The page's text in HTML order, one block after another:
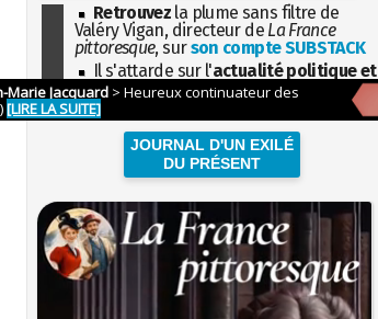
Retrouvez la plume sans filtre de
Valéry Vigan, directeur de La France
pittoresque, surson compte SUBSTACK
Il s'attarde sur l'actualité politique et
sociétaleavec la hauteur de vue de
l'Histoire
JOURNAL D'UN EXILÉ
DU PRÉSENT